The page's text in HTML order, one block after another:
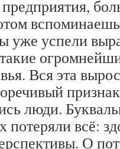
предприятия,
уже успели
Вся эта
люди.
потеряли всё:
О